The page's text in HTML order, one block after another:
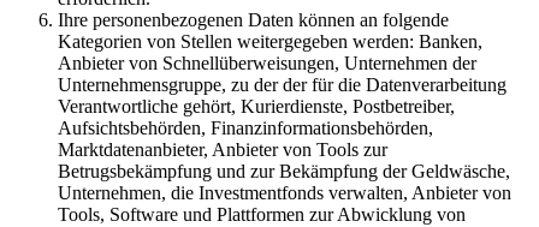
Ihre personenbezogenen Daten können an folgende
Kategorien von Stellen weitergegeben werden: Banken,
Anbieter von Schnellüberweisungen, Unternehmen der
Unternehmensgruppe, zu der der für die Datenverarbeitung
Verantwortliche gehört, Kurierdienste, Postbetreiber,
Aufsichtsbehörden, Finanzinformationsbehörden,
Marktdatenanbieter, Anbieter von Tools zur
Betrugsbekämpfung und zur Bekämpfung der Geldwäsche,
Unternehmen, die Investmentfonds verwalten, Anbieter von
Tools, Software und Plattformen zur Abwicklung von